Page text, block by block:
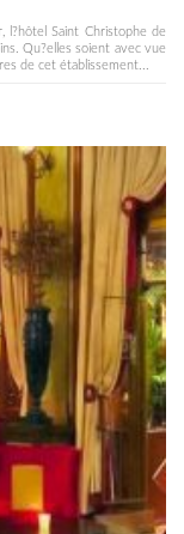
l?hôtel Saint Christophe de
Qu?elles soient avec vue
de cet établissement...